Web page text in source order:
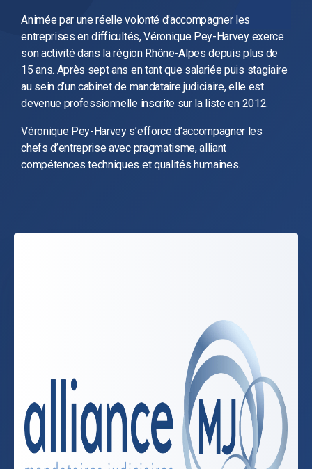
Animée par une réelle volonté d’accompagner les
entreprises en difficultés, Véronique Pey-Harvey exerce
son activité dans la région Rhône-Alpes depuis plus de
15 ans. Après sept ans en tant que salariée puis stagiaire
au sein d’un cabinet de mandataire judiciaire, elle est
devenue professionnelle inscrite sur la liste en 2012.
Véronique Pey-Harvey s’efforce d’accompagner les
chefs d’entreprise avec pragmatisme, alliant
compétences techniques et qualités humaines.